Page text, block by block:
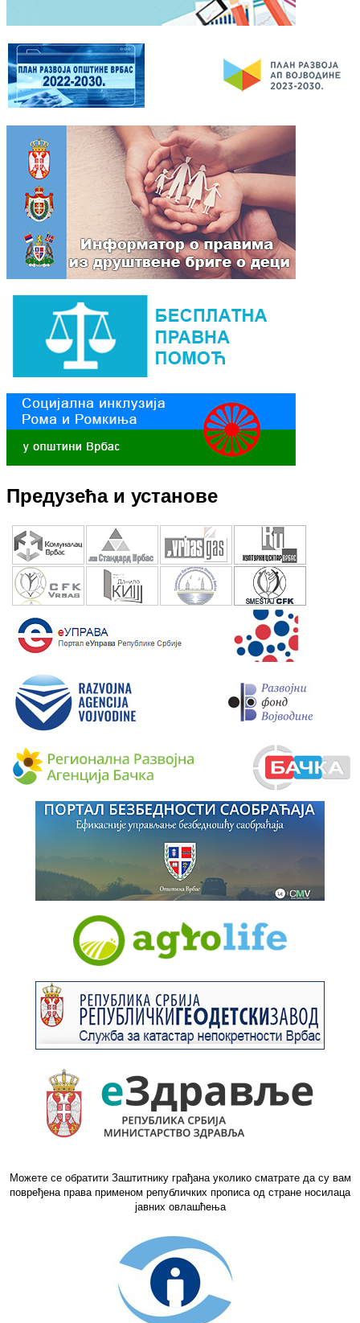
Предузећа и установе
Можете се обратити Заштитнику грађана уколико сматрате да су вам
повређена права применом републичких прописа од стране носилаца
јавних овлашћења